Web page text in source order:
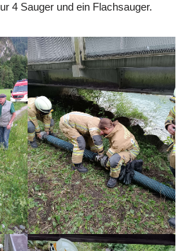
4 Sauger und ein Flachsauger.